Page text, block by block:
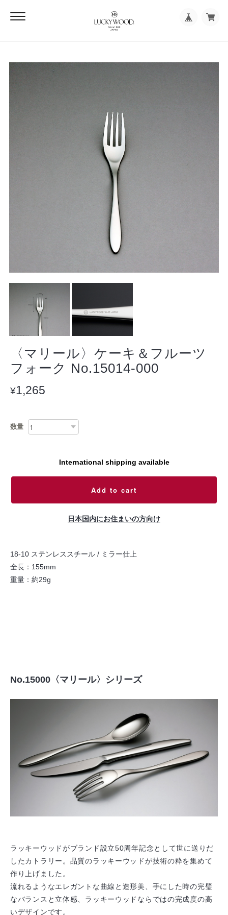
〈マリール〉ケーキ＆フルーツ
フォーク No.15014-000
¥1,265
数量
International shipping available
Add to cart
日本国内にお住まいの方向け
18-10 ステンレススチール / ミラー仕上
全長：155mm
重量：約29g
No.15000〈マリール〉シリーズ
ラッキーウッドがブランド設立50周年記念として世に送りだ
したカトラリー。品質のラッキーウッドが技術の粋を集めて
作り上げました。
流れるようなエレガントな曲線と造形美、手にした時の完璧
なバランスと立体感、ラッキーウッドならではの完成度の高
いデザインです。